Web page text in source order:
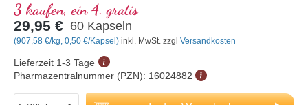
3 kaufen, ein 4. gratis
29,95 € 60 Kapseln
(907,58 €/kg, 0,50 €/Kapsel) inkl. MwSt. zzgl Versandkosten
Lieferzeit 1-3 Tage
Pharmazentralnummer (PZN): 16024882